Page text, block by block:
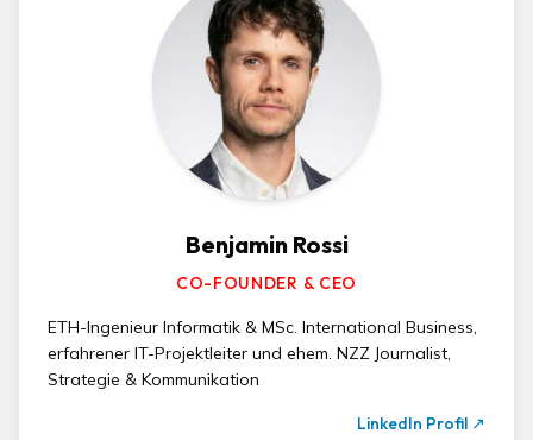
Benjamin Rossi
CO-FOUNDER & CEO
ETH-Ingenieur Informatik & MSc. International Business,
erfahrener IT-Projektleiter und ehem. NZZ Journalist,
Strategie & Kommunikation
LinkedIn Profil ↗